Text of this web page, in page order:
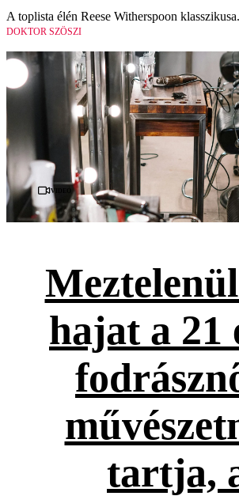
A toplista élén Reese Witherspoon klasszikusa.
DOKTOR SZÖSZI
Videó
hajat a 21
tartja,